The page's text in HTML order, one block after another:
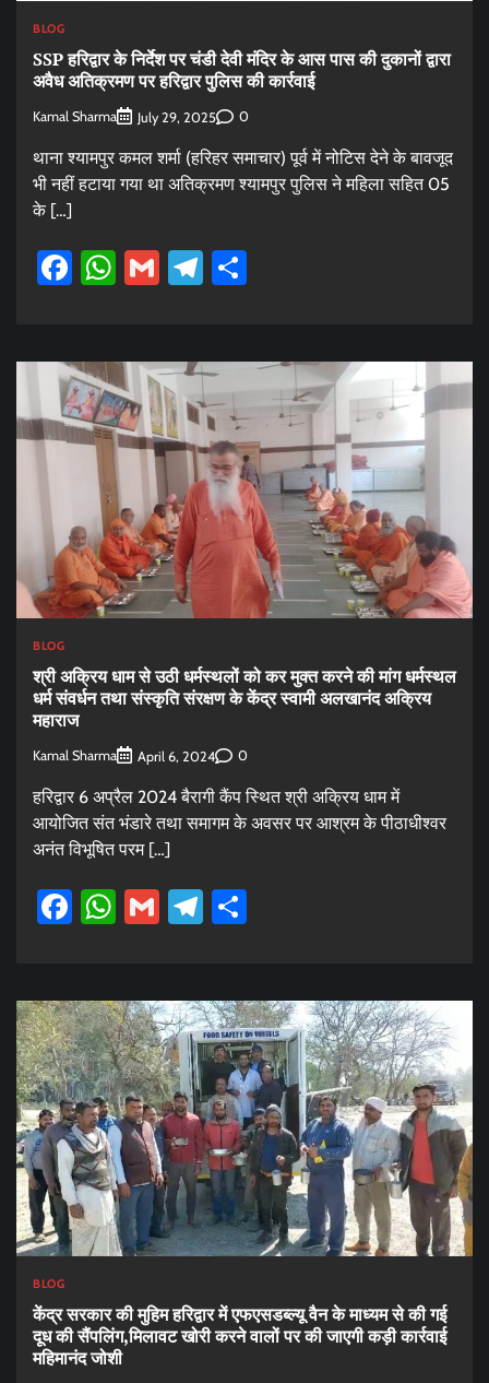
BLOG
SSP हरिद्वार के निर्देश पर चंडी देवी मंदिर के आस पास की दुकानों द्वारा
अवैध अतिक्रमण पर हरिद्वार पुलिस की कार्रवाई
Kamal Sharma July 29, 2025 0
थाना श्यामपुर कमल शर्मा (हरिहर समाचार) पूर्व में नोटिस देने के बावजूद
भी नहीं हटाया गया था अतिक्रमण श्यामपुर पुलिस ने महिला सहित 05
के […]
Facebook
WhatsApp
GmailTelegram
BLOG
श्री अक्रिय धाम से उठी धर्मस्थलों को कर मुक्त करने की मांग धर्मस्थल
धर्म संवर्धन तथा संस्कृति संरक्षण के केंद्र स्वामी अलखानंद अक्रिय
महाराज
Kamal Sharma April 6, 2024 0
हरिद्वार 6 अप्रैल 2024 बैरागी कैंप स्थित श्री अक्रिय धाम में
आयोजित संत भंडारे तथा समागम के अवसर पर आश्रम के पीठाधीश्वर
अनंत विभूषित परम […]
Facebook
WhatsApp
GmailTelegram
BLOG
केंद्र सरकार की मुहिम हरिद्वार में एफएसडब्ल्यू वैन के माध्यम से की गई
दूध की सैंपलिंग,मिलावट खोरी करने वालों पर की जाएगी कड़ी कार्रवाई
महिमानंद जोशी